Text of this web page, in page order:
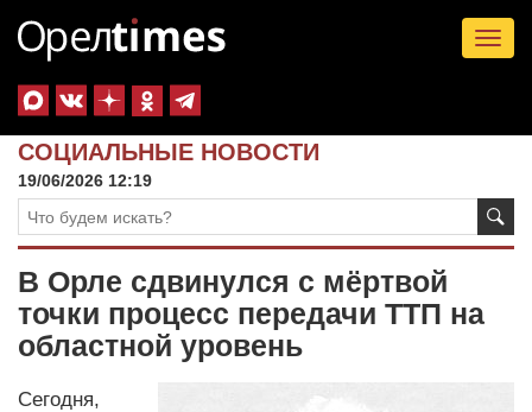
СОЦИАЛЬНЫЕ НОВОСТИ
19/06/2026 12:19
В Орле сдвинулся с мёртвой
точки процесс передачи ТТП на
областной уровень
Сегодня,